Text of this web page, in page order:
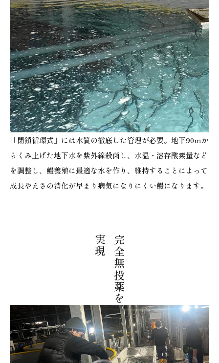
「閉鎖循環式」には水質の徹底した管理が必要。地下90ｍか
らくみ上げた地下水を紫外線殺菌し、水温・溶存酸素量など
を調整し、鰻養殖に最適な水を作り、維持することによって
成長やえさの消化が早まり病気になりにくい鰻になります。
完全無投薬を
実現